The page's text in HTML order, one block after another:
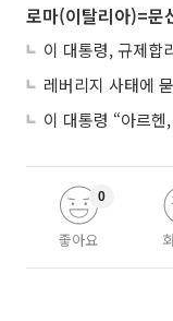
로마(이탈리아)=문
레버리지 사태에
좋아요
0